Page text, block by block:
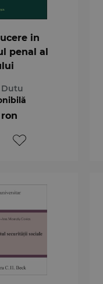
in
penal al
Dutu